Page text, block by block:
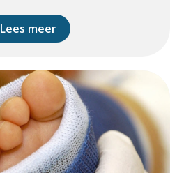
Lees meer